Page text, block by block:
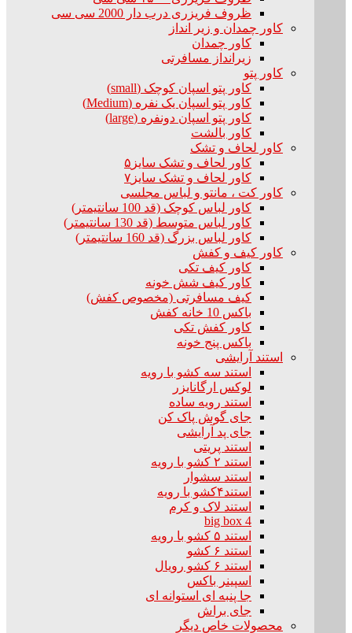
ظروف فریزری درب دار 2000 سی سی
کاور چمدان و زیر انداز
کاور چمدان
زیرانداز مسافرتی
کاور پتو
کاور پتو اسپان کوچک (small)
کاور پتو اسپان یک نفره (Medium)
کاور پتو اسپان دونفره (large)
کاور بالشت
کاور لحاف و تشک
کاور لحاف و تشک سایز۵
کاور لحاف و تشک سایز۷
کاور کت ، مانتو و لباس مجلسی
کاور لباس کوچک (قد 100 سانتیمتر)
کاور لباس متوسط (قد 130 سانتیمتر)
کاور لباس بزرگ (قد 160 سانتیمتر)
کاور کیف و کفش
کاور کیف تکی
کاور کیف شش خونه
کیف مسافرتی (مخصوص کفش)
باکس 10 خانه کفش
کاور کفش تکی
باکس پنج خونه
استند آرایشی
استند سه کشو با رویه
لوکس ارگانایزر
استند رویه ساده
جای گوش پاک کن
جای پد آرایشی
استند پریتی
استند ۲ کشو با رویه
استند سشوار
استند۴کشو با رویه
استند لاک و کرم
big box 4
استند ۵ کشو با رویه
استند ۶ کشو
استند ۶ کشو رویال
اسپینر باکس
جا پنبه ای استوانه ای
جای براش
محصولات خاص دیگر